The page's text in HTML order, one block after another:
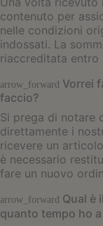
contenuto per
nelle condizioni
indossati. La
riaccreditata entro
arrow_forward Vorrei
faccio?
Si prega di notare
direttamente i
ricevere un
è necessario
fare un nuovo
arrow_forward Qual è
quanto tempo ho